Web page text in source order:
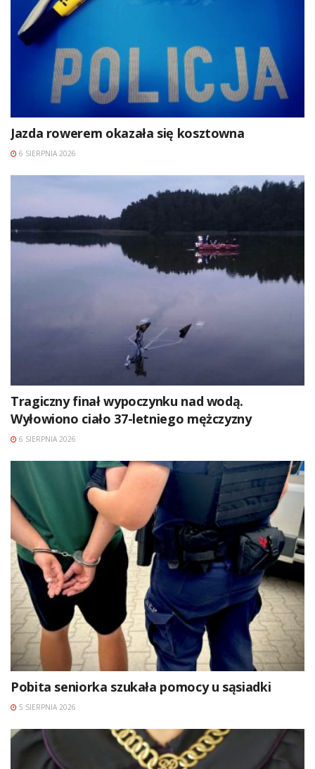
Jazda rowerem okazała się kosztowna
6 SIERPNIA 2026
Tragiczny finał wypoczynku nad wodą.
Wyłowiono ciało 37-letniego mężczyzny
6 SIERPNIA 2026
Pobita seniorka szukała pomocy u sąsiadki
5 SIERPNIA 2026